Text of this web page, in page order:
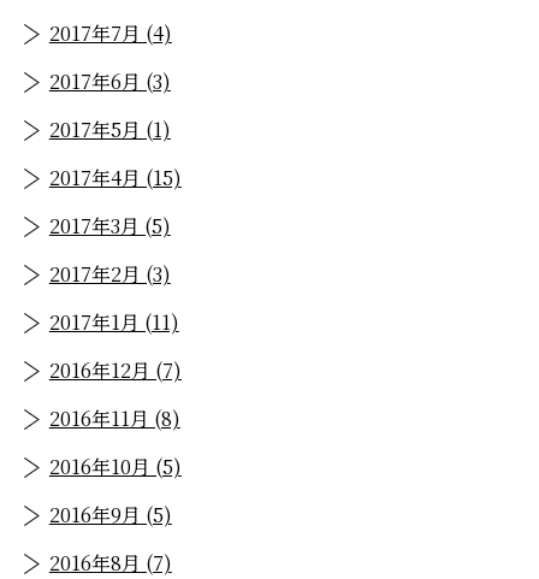
2017年7月 (4)
2017年6月 (3)
2017年5月 (1)
2017年4月 (15)
2017年3月 (5)
2017年2月 (3)
2017年1月 (11)
2016年12月 (7)
2016年11月 (8)
2016年10月 (5)
2016年9月 (5)
2016年8月 (7)